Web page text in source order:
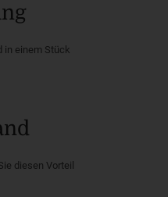
in einem Stück
diesen Vorteil